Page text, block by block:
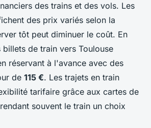
des trains et des vols. Les
des prix variés selon la
tôt peut diminuer le coût. En
de train vers Toulouse
réservant à l'avance avec des
de 115 €. Les trajets en train
tarifaire grâce aux cartes de
souvent le train un choix